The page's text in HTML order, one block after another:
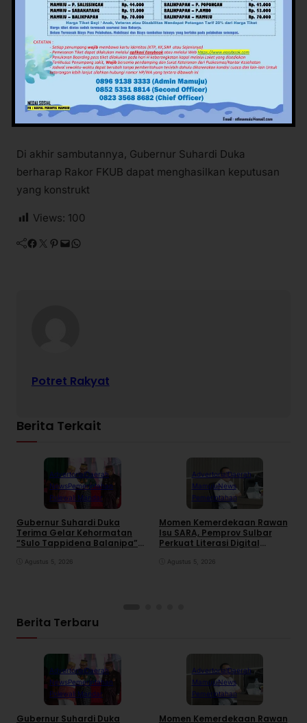
Selain itu, Pemprov Sulbar juga menargetkan
penanganan persoalan kemiskinan, stunting, dan
masalah sosial lainnya di sekitar 120 desa. Penentuan
desa akan dilakukan oleh masing-masing bupati,
sementara intervensi dikerjakan pemerintah provinsi
melalui program PASTIPADU.
Di akhir sambutannya, Gubernur Suhardi Duka
berharap Rakor FKUB dapat menghasilkan keputusan
yang konstrukt
Views: 100
Facebook Twitter Pinterest Mail WhatsApp
Potret Rakyat
Berita Terkait
AdvertorialDaerah
NewsPemerintahan
Polewali Mandar
Gubernur Suhardi Duka
Terima Gelar Kehormatan
“Sulo Tappidena Balanipa”
Balanipa
Agustus 5, 2026
AdvertorialDaerah
MamujuNews
Pemerintahan
Momen Kemerdekaan Rawan
Isu SARA, Pemprov Sulbar
Perkuat Literasi Digital
Agustus 5, 2026
Berita Terbaru
AdvertorialDaerah
NewsPemerintahan
Polewali Mandar
Gubernur Suhardi Duka
AdvertorialDaerah
MamujuNews
Pemerintahan
Momen Kemerdekaan Rawan